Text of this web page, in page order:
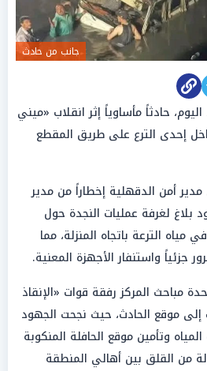
جانب من حادث
حادثاً مأساوياً إثر انقلاب «ميني
إحدى الترع على طريق المقطع
أمن الدقهلية إخطاراً من مدير
بلاغ لغرفة عمليات النجدة حول
الترعة باتجاه المنزلة، مما
واستنفار الأجهزة المعنية.
مباحث المركز رفقة قوات «الإنقاذ
موقع الحادث، حيث نجحت الجهود
وتأمين موقع الحافلة المنكوبة
من القلق بين أهالي المنطقة